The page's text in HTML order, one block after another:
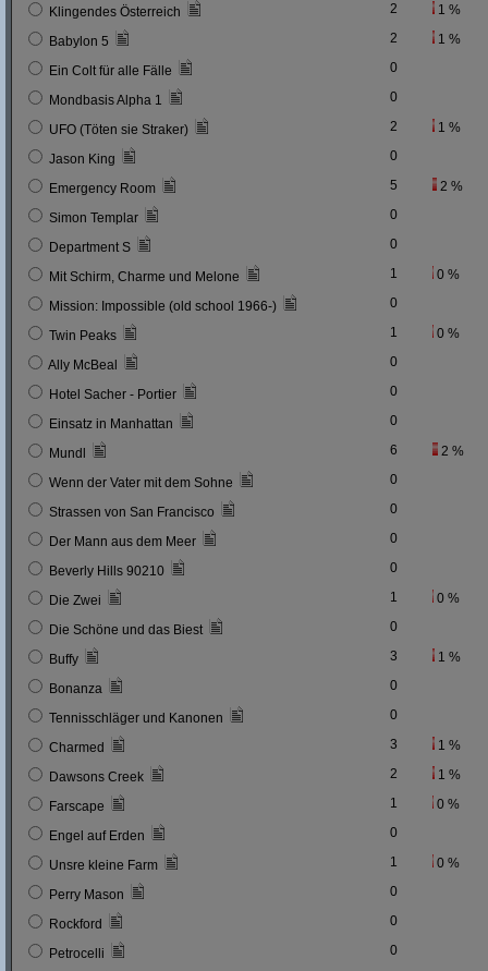
Klingendes Österreich 2 1 %
Babylon 5 2 1 %
Ein Colt für alle Fälle 0
Mondbasis Alpha 1 0
UFO (Töten sie Straker) 2 1 %
Jason King 0
Emergency Room 5 2 %
Simon Templar 0
Department S 0
Mit Schirm, Charme und Melone 1 0 %
Mission: Impossible (old school 1966-) 0
Twin Peaks 1 0 %
Ally McBeal 0
Hotel Sacher - Portier 0
Einsatz in Manhattan 0
Mundl 6 2 %
Wenn der Vater mit dem Sohne 0
Strassen von San Francisco 0
Der Mann aus dem Meer 0
Beverly Hills 90210 0
Die Zwei 1 0 %
Die Schöne und das Biest 0
Buffy 3 1 %
Bonanza 0
Tennisschläger und Kanonen 0
Charmed 3 1 %
Dawsons Creek 2 1 %
Farscape 1 0 %
Engel auf Erden 0
Unsre kleine Farm 1 0 %
Perry Mason 0
Rockford 0
Petrocelli 0